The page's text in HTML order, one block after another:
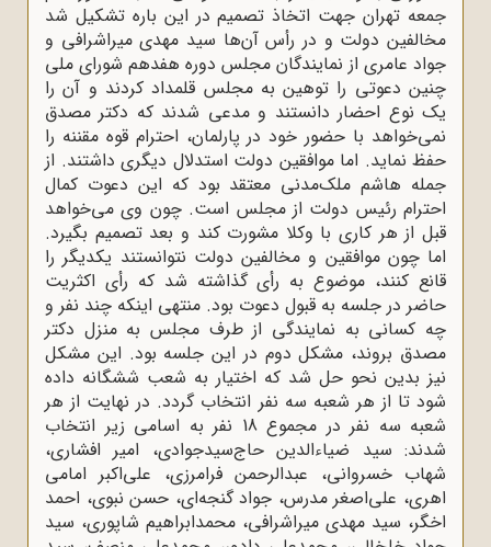
جمعه تهران جهت اتخاذ تصمیم در این باره تشکیل شد
مخالفین دولت و در رأس آن‌ها سید مهدی میراشرافی و
جواد عامری از نمایندگان مجلس دوره هفدهم شورای ملی
چنین دعوتی را توهین به مجلس قلمداد کردند و آن را
یک نوع احضار دانستند و مدعی شدند که دکتر مصدق
نمی‌خواهد با حضور خود در پارلمان، احترام قوه مقننه را
حفظ نماید. اما موافقین دولت استدلال دیگری داشتند. از
جمله هاشم ملک‌مدنی معتقد بود که این دعوت کمال
احترام رئیس دولت از مجلس است. چون وی می‌خواهد
قبل از هر کاری با وکلا مشورت کند و بعد تصمیم بگیرد.
اما چون موافقین و مخالفین دولت نتوانستند یکدیگر را
قانع کنند، موضوع به رأی گذاشته شد که رأی اکثریت
حاضر در جلسه به قبول دعوت بود. منتهی اینکه چند نفر و
چه کسانی به نمایندگی از طرف مجلس به منزل دکتر
مصدق بروند، مشکل دوم در این جلسه بود. این مشکل
نیز بدین نحو حل شد که اختیار به شعب ششگانه داده
شود تا از هر شعبه سه نفر انتخاب گردد. در نهایت از هر
شعبه سه نفر در مجموع 18 نفر به اسامی زیر انتخاب
شدند: سید ضیاءالدین حاج‌سیدجوادی، امیر افشاری،
شهاب خسروانی، عبدالرحمن فرامرزی، علی‌اکبر امامی
اهری، علی‌اصغر مدرس، جواد گنجه‌ای، حسن نبوی، احمد
اخگر، سید مهدی میراشرافی، محمدابراهیم شاپوری، سید